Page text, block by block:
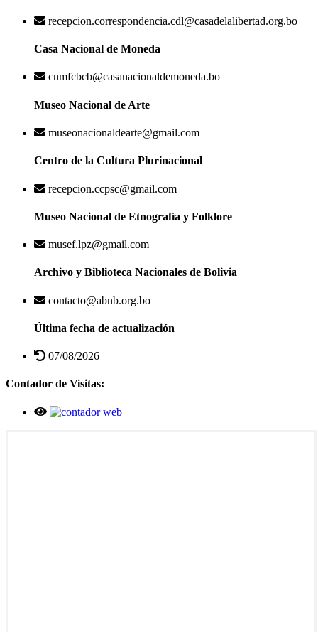
recepcion.correspondencia.cdl@casadelalibertad.org.bo
Casa Nacional de Moneda
cnmfcbcb@casanacionaldemoneda.bo
Museo Nacional de Arte
museonacionaldearte@gmail.com
Centro de la Cultura Plurinacional
recepcion.ccpsc@gmail.com
Museo Nacional de Etnografía y Folklore
musef.lpz@gmail.com
Archivo y Biblioteca Nacionales de Bolivia
contacto@abnb.org.bo
Última fecha de actualización
07/08/2026
Contador de Visitas: